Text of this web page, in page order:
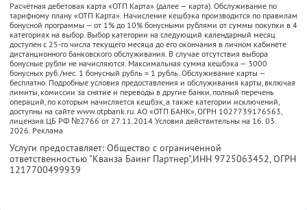
Расчётная дебетовая карта «ОТП Карта» (далее — карта). Обслуживание по
тарифному плану «ОТП Карта». Начисление кешбэка производится по правилам
бонусной программы — от 1% до 10% бонусными рублями от суммы покупки в 4
категориях на выбор. Выбор категории на следующий календарный месяц
доступен с 25-го числа текущего месяца до его окончания в личном кабинете
дистанционного банковского обслуживания. В случае отсутствия выбора
бонусные рубли не начисляются. Максимальная cумма кешбэка — 3000
бонусных руб./мес. 1 бонусный рубль = 1 рубль. Обслуживание карты —
бесплатно. Подробные условия предоставления и обслуживания карты, включая
лимиты, комиссии за снятие и переводы в другие банки, полный перечень
операций, по которым начисляется кешбэк, а также категории исключений,
доступны на сайте www.otpbank.ru. АО «ОТП БАНК», ОГРН 1027739176563,
лицензия ЦБ РФ №2766 от 27.11.2014 Условия действительны на 16. 03.
2026. Реклама
Услуги предоставляет: Общество с ограниченной
ответственностью "Кванза Баинг Партнер",ИНН 9725063452, ОГРН
1217700499939